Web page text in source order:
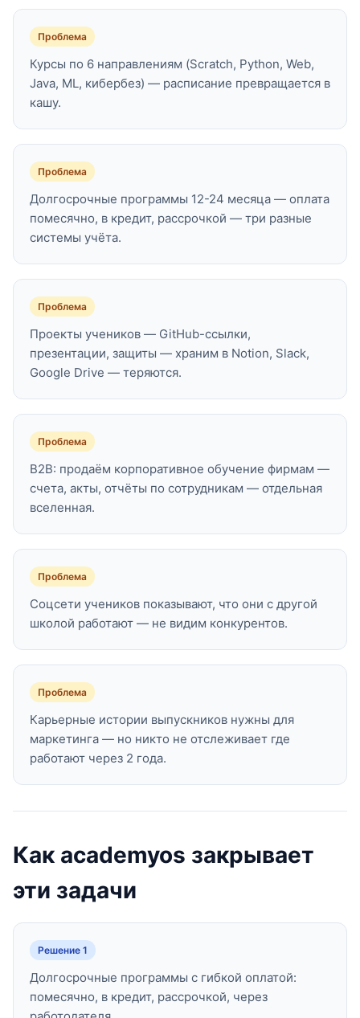
Проблема
Курсы по 6 направлениям (Scratch, Python, Web,
Java, ML, кибербез) — расписание превращается в
кашу.
Проблема
Долгосрочные программы 12-24 месяца — оплата
помесячно, в кредит, рассрочкой — три разные
системы учёта.
Проблема
Проекты учеников — GitHub-ссылки,
презентации, защиты — храним в Notion, Slack,
Google Drive — теряются.
Проблема
B2B: продаём корпоративное обучение фирмам —
счета, акты, отчёты по сотрудникам — отдельная
вселенная.
Проблема
Соцсети учеников показывают, что они с другой
школой работают — не видим конкурентов.
Проблема
Карьерные истории выпускников нужны для
маркетинга — но никто не отслеживает где
работают через 2 года.
Как academyos закрывает
эти задачи
Решение 1
Долгосрочные программы с гибкой оплатой:
помесячно, в кредит, рассрочкой, через